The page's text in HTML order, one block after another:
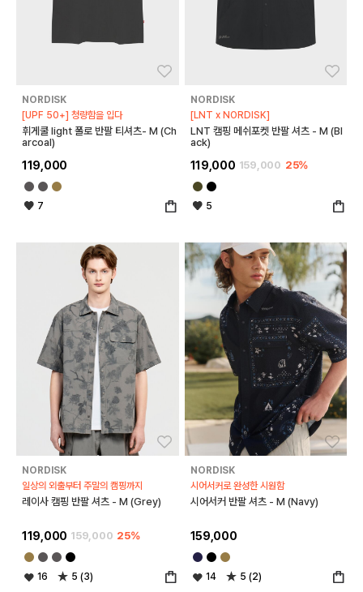
NORDISK
[UPF 50+] 청량함을 입다
휘게쿨 light 폴로 반팔 티셔츠- M (Ch
arcoal)
119,000
7
NORDISK
[LNT x NORDISK]
LNT 캠핑 메쉬포켓 반팔 셔츠 - M (Bl
ack)
119,000 159,000 25%
5
좋아요
NORDISK
일상의 외출부터 주말의 캠핑까지
레이사 캠핑 반팔 셔츠 - M (Grey)
119,000 159,000 25%
16 5 (3)
NORDISK
시어서커로 완성한 시원함
시어서커 반팔 셔츠 - M (Navy)
159,000
14 5 (2)